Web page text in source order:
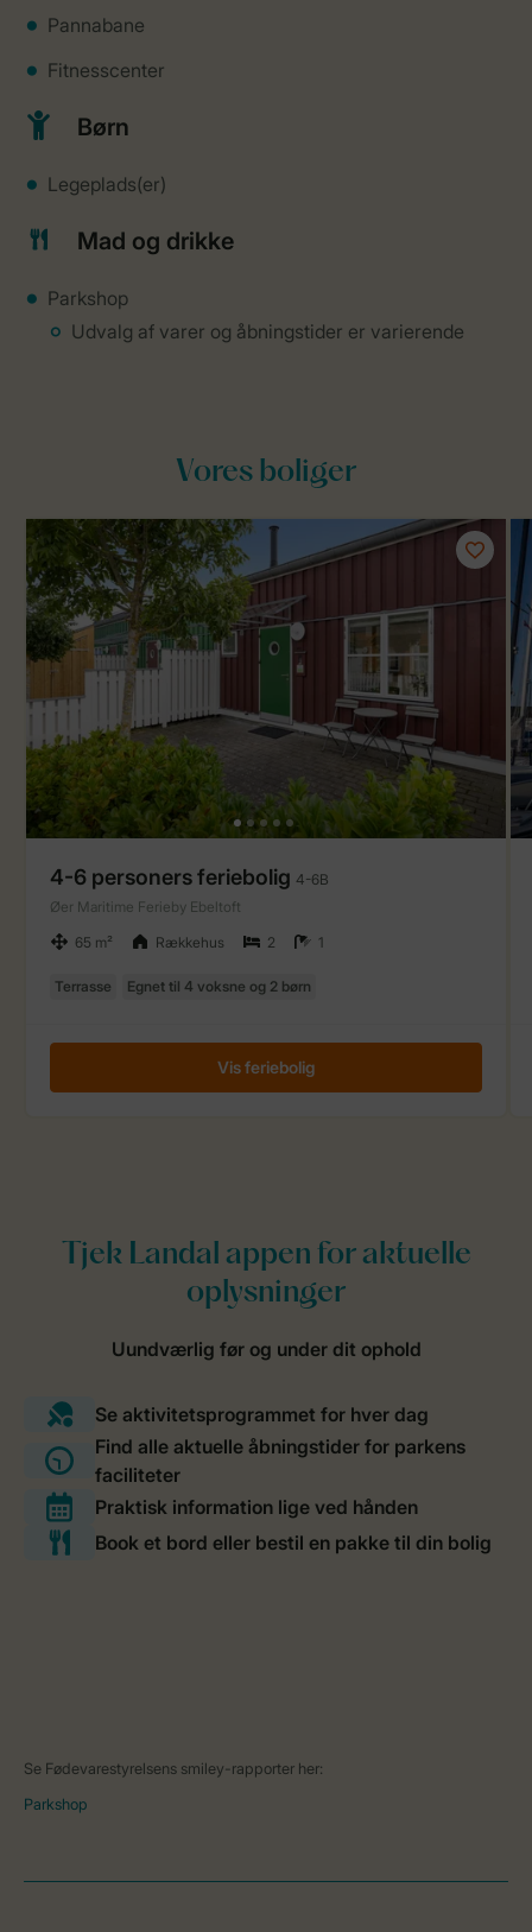
Pannabane
Fitnesscenter
Børn
Legeplads(er)
Mad og drikke
Parkshop
Udvalg af varer og åbningstider er varierende
Se Fødevarestyrelsens smiley-rapporter her:
Parkshop